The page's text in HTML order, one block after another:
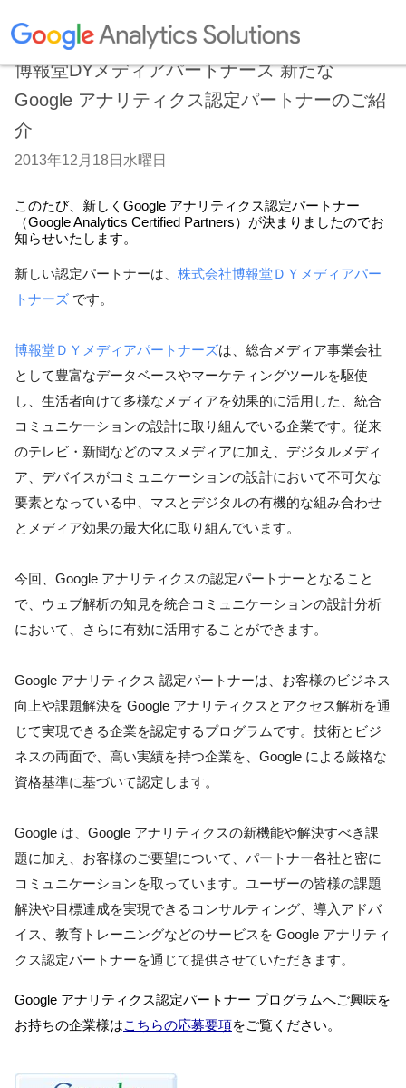
博報堂DYメディアパートナーズ 新たな
Google アナリティクス認定パートナーのご紹
介
2013年12月18日水曜日
このたび、新しくGoogle アナリティクス認定パートナー
（Google Analytics Certified Partners）が決まりましたのでお
知らせいたします。
新しい認定パートナーは、 株式会社博報堂ＤＹメディアパー
トナーズ です。
博報堂ＤＹメディアパートナーズは、総合メディア事業会社
として豊富なデータベースやマーケティングツールを駆使
し、生活者向けて多様なメディアを効果的に活用した、統合
コミュニケーションの設計に取り組んでいる企業です。従来
のテレビ・新聞などのマスメディアに加え、デジタルメディ
ア、デバイスがコミュニケーションの設計において不可欠な
要素となっている中、マスとデジタルの有機的な組み合わせ
とメディア効果の最大化に取り組んでいます。
今回、Google アナリティクスの認定パートナーとなること
で、ウェブ解析の知見を統合コミュニケーションの設計分析
において、さらに有効に活用することができます。
Google アナリティクス 認定パートナーは、お客様のビジネス
向上や課題解決を Google アナリティクスとアクセス解析を通
じて実現できる企業を認定するプログラムです。技術とビジ
ネスの両面で、高い実績を持つ企業を、Google による厳格な
資格基準に基づいて認定します。
Google は、Google アナリティクスの新機能や解決すべき課
題に加え、お客様のご要望について、パートナー各社と密に
コミュニケーションを取っています。ユーザーの皆様の課題
解決や目標達成を実現できるコンサルティング、導入アドバ
イス、教育トレーニングなどのサービスを Google アナリティ
Google アナリティクス認定パートナー プログラムへご興味を
お持ちの企業様はこちらの応募要項をご覧ください。